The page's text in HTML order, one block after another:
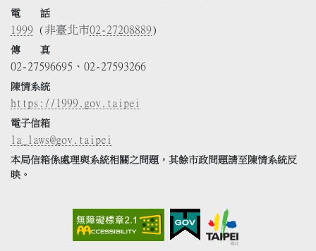
電 話
1999 (非臺北市02-27208889)
傳 真
02-27596695、02-27593266
陳情系統
https://1999.gov.taipei
電子信箱
la_laws@gov.taipei
本局信箱係處理與系統相關之問題，其餘市政問題請至陳情系統反
映。